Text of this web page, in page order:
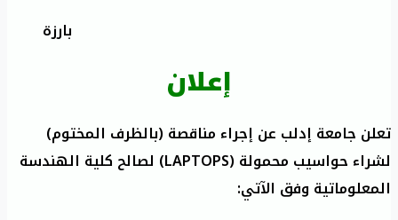
بارزة
إعلان
تعلن جامعة إدلب عن إجراء مناقصة (بالظرف المختوم)
لشراء حواسيب محمولة (LAPTOPS) لصالح كلية الهندسة
المعلوماتية وفق الآتي: